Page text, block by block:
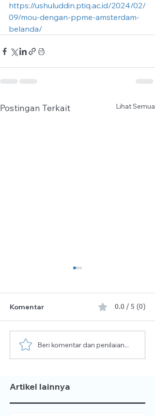
https://ushuluddin.ptiq.ac.id/2024/02/
09/mou-dengan-ppme-amsterdam-
belanda/
Postingan Terkait Lihat Semua
10 Hari Pertama
Dzulhijjah yang Penuh
Komentar 0.0 / 5 (0)
Beri komentar dan penilaian...
Artikel lainnya